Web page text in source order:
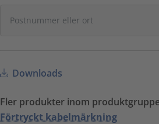
Downloads
Fler produkter inom
Förtryckt kabelmärkning